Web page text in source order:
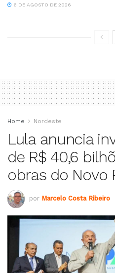
6 DE AGOSTO DE 2026
Home Nordeste
Lula anuncia
de R$ 40,6
obras do Novo
por Marcelo Costa Ribeiro